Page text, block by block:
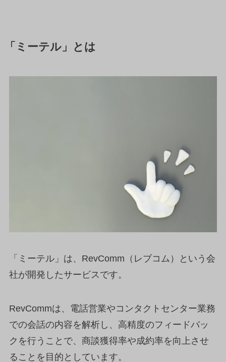
「ミーテル」とは
「ミーテル」は、RevComm（レブコム）という会
社が開発したサービスです。
RevCommは、電話営業やコンタクトセンター業務
での会話の内容を解析し、高精度のフィードバッ
クを行うことで、商談獲得率や成約率を向上させ
ることを目的としています。